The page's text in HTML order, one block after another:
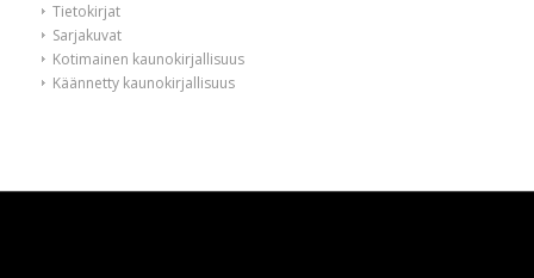
Tietokirjat
Sarjakuvat
Kotimainen kaunokirjallisuus
Käännetty kaunokirjallisuus